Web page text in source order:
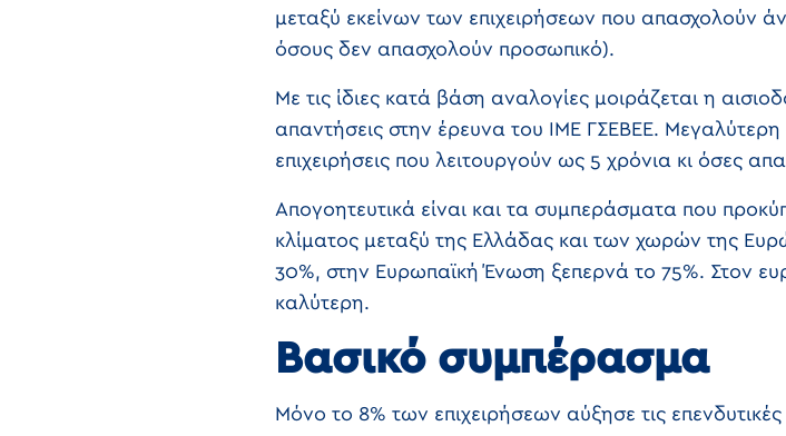
μεταξύ εκείνων των επιχειρήσεων που απασχολούν
όσους δεν απασχολούν προσωπικό).
Με τις ίδιες κατά βάση αναλογίες μοιράζεται η
απαντήσεις στην έρευνα του ΙΜΕ ΓΣΕΒΕΕ. Μεγαλύτερη
επιχειρήσεις που λειτουργούν ως 5 χρόνια κι όσες
Απογοητευτικά είναι και τα συμπεράσματα που
κλίματος μεταξύ της Ελλάδας και των χωρών της
30%, στην Ευρωπαϊκή Ένωση ξεπερνά το 75%. Στον
καλύτερη.
Βασικό συμπέρασμα
Μόνο το 8% των επιχειρήσεων αύξησε τις